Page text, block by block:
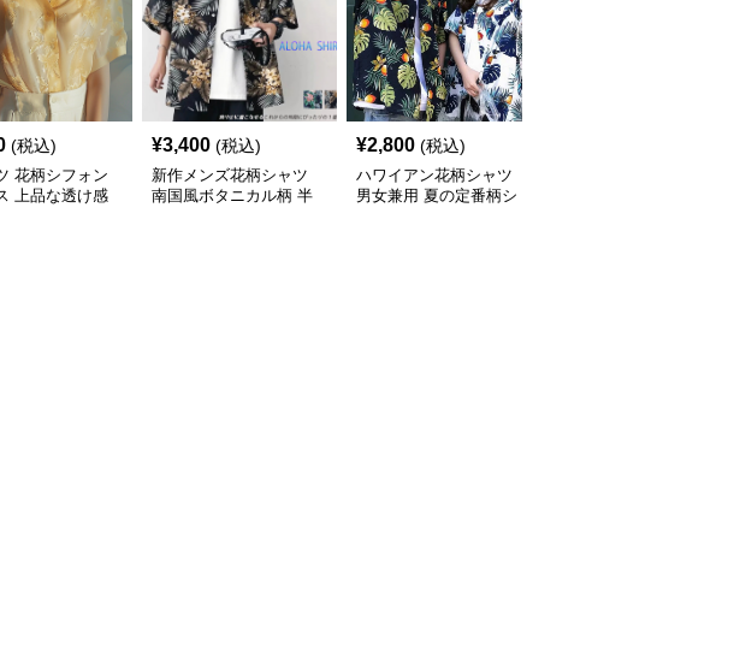
(税込)
花柄シフォン
上品な透け感
¥3,400 (税込)
新作メンズ花柄シャツ
南国風ボタニカル柄 半
¥2,800 (税込)
ハワイアン花柄シャツ
男女兼用 夏の定番柄シ